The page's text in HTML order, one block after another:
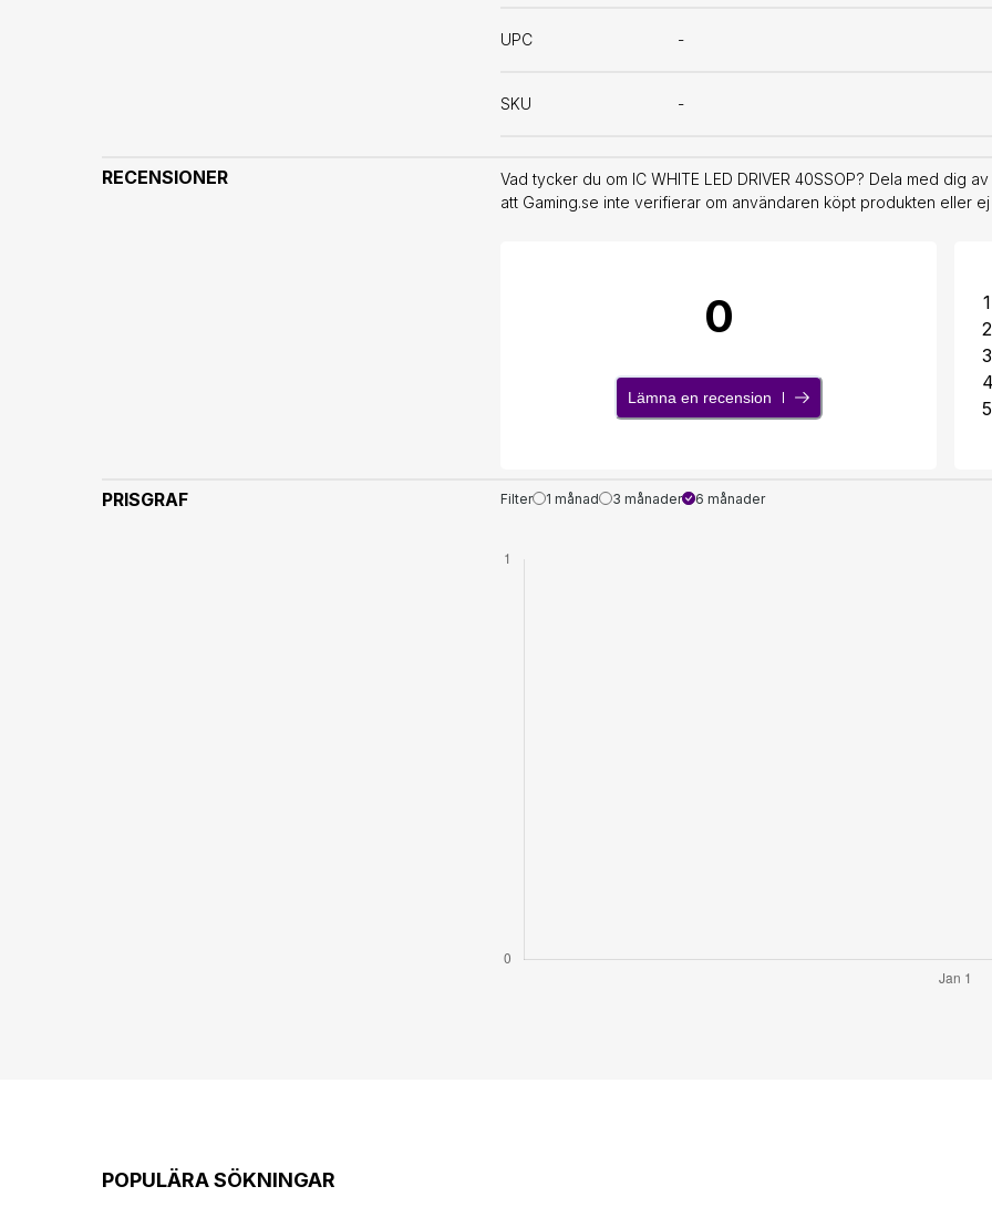
UPC -
SKU -
RECENSIONER
Vad tycker du om IC WHITE LED DRIVER 40SSOP? Dela med dig
att Gaming.se inte verifierar om användaren köpt produkten eller ej
0
Lämna en recension
1
2
3
4
5
PRISGRAF Filter 1 månad 3 månader 6 månader
POPULÄRA SÖKNINGAR